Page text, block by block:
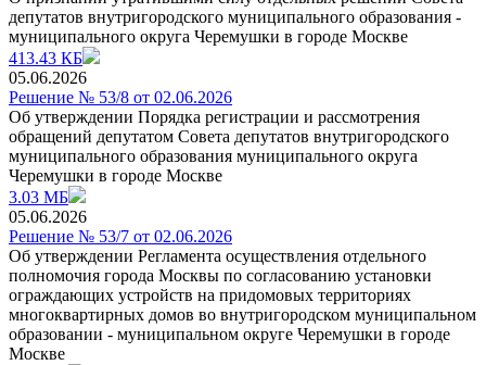
депутатов внутригородского муниципального образования -
муниципального округа Черемушки в городе Москве
413.43 КБ
05.06.2026
Решение № 53/8 от 02.06.2026
Об утверждении Порядка регистрации и рассмотрения
обращений депутатом Совета депутатов внутригородского
муниципального образования муниципального округа
Черемушки в городе Москве
3.03 МБ
05.06.2026
Решение № 53/7 от 02.06.2026
Об утверждении Регламента осуществления отдельного
полномочия города Москвы по coгласованию установки
ограждающих устройств на придомовых территориях
многоквартирных домов во внутригородском муниципальном
образовании - муниципальном округе Черемушки в городе
Москве